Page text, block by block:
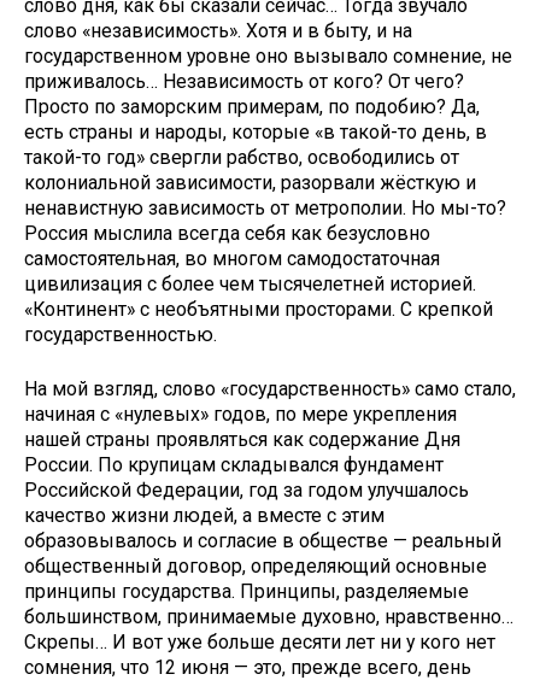
слово дня, как бы сказали сейчас… Тогда звучало
слово «независимость». Хотя и в быту, и на
государственном уровне оно вызывало сомнение, не
приживалось… Независимость от кого? От чего?
Просто по заморским примерам, по подобию? Да,
есть страны и народы, которые «в такой­-то день, в
такой­-то год» свергли рабство, освободились от
колониальной зависимости, разорвали жёсткую и
ненавистную зависимость от метрополии. Но мы­-то?
Россия мыслила всегда себя как безусловно
самостоятельная, во многом самодостаточная
цивилизация с более чем тысячелетней историей.
«Континент» с необъятными просторами. С крепкой
государственностью.
На мой взгляд, слово «государственность» само стало,
начиная с «нулевых» годов, по мере укрепления
нашей страны проявляться как содержание Дня
России. По крупицам складывался фундамент
Российской Федерации, год за годом улучшалось
качество жизни людей, а вместе с этим
образовывалось и согласие в обществе — реальный
общественный договор, определяющий основные
принципы государства. Принципы, разделяемые
большинством, принимаемые духовно, нравственно…
Скрепы… И вот уже больше десяти лет ни у кого нет
сомнения, что 12 июня — это, прежде всего, день